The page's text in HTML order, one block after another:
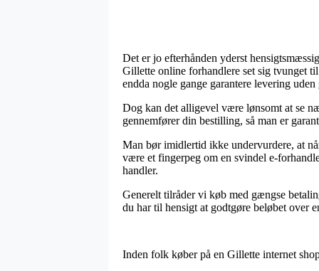
Det er jo efterhånden yderst
Gillette online forhandlere set sig tvunget
endda nogle gange garantere levering uden
Dog kan det alligevel være lønsomt at se
gennemfører din bestilling, så man er
Man bør imidlertid ikke undervurdere, at
være et fingerpeg om en svindel e-
handler.
Generelt tilråder vi køb med gængse
du har til hensigt at godtgøre beløbet over
Inden folk køber på en Gillette internet